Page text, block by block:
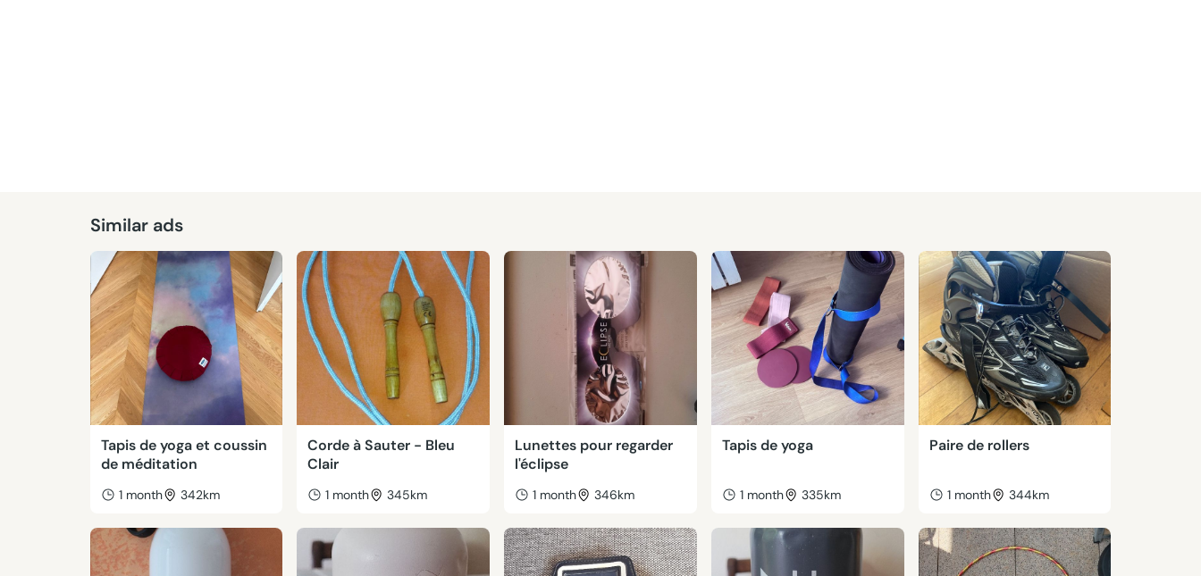
Similar ads
Tapis de yoga et coussin
de méditation
1 month 342km
Corde à Sauter - Bleu
Clair
1 month 345km
Lunettes pour regarder
l'éclipse
1 month 346km
Tapis de yoga
1 month 335km
Paire de rollers
1 month 344km